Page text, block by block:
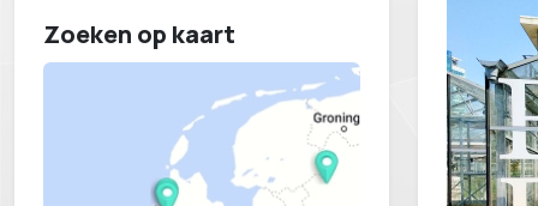
Zoeken op kaart